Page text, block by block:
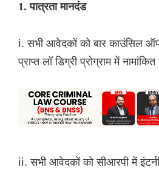
1. पात्रता मानदंड
i. सभी आवेदकों को बार काउंसिल ऑफ
प्राप्त लॉ डिग्री प्रोग्राम में
ii. सभी आवेदकों को सीआरपी में